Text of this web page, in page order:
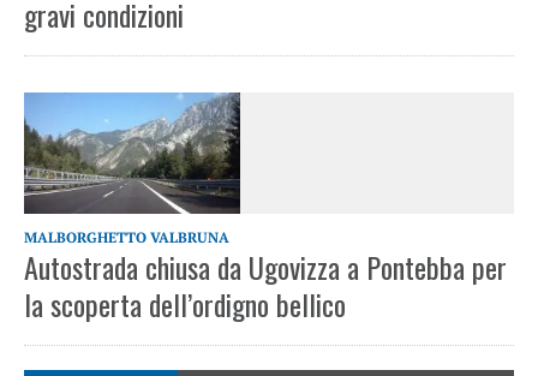
gravi condizioni
MALBORGHETTO VALBRUNA
Autostrada chiusa da Ugovizza a Pontebba per
la scoperta dell’ordigno bellico